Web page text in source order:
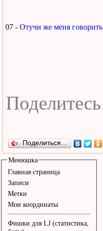
07 - Отучи же меня говорить
Поделиться…
Менюшка
Главная страница
Записи
Метки
Мои координаты
Фишки для LJ (статистика,